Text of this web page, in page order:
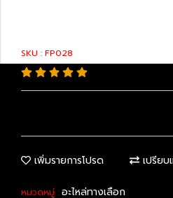
SKU : FP028
เพิ่มรายการโปรด เปรียบ
หมวดหมู่ : อะไหล่ทางเลือก